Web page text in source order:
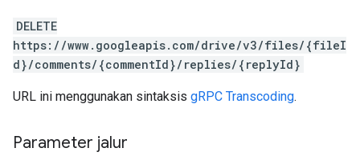
DELETE
https://www.googleapis.com/drive/v3/files/{fileI
d}/comments/{commentId}/replies/{replyId}
URL ini menggunakan sintaksis gRPC Transcoding.
Parameter jalur